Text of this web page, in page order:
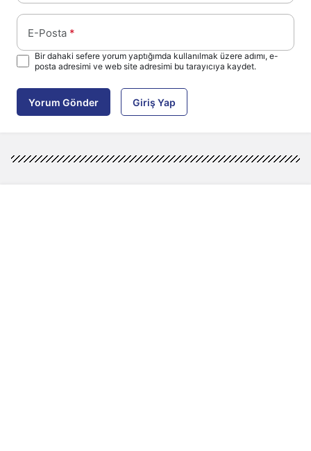
E-Posta *
Bir dahaki sefere yorum yaptığımda kullanılmak üzere adımı, e-
posta adresimi ve web site adresimi bu tarayıcıya kaydet.
Yorum Gönder Giriş Yap